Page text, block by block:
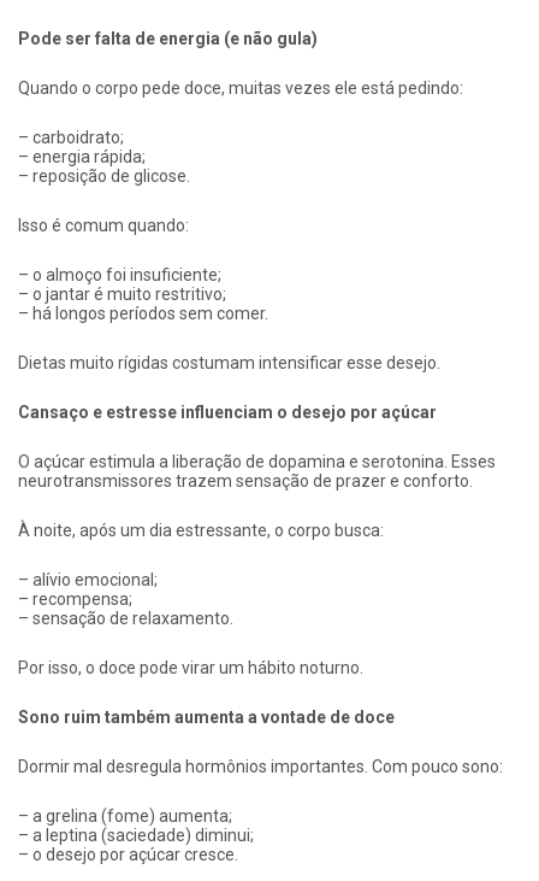
Pode ser falta de energia (e não gula)
Quando o corpo pede doce, muitas vezes ele está pedindo:
– carboidrato;
– energia rápida;
– reposição de glicose.
Isso é comum quando:
– o almoço foi insuficiente;
– o jantar é muito restritivo;
– há longos períodos sem comer.
Dietas muito rígidas costumam intensificar esse desejo.
Cansaço e estresse influenciam o desejo por açúcar
O açúcar estimula a liberação de dopamina e serotonina. Esses
neurotransmissores trazem sensação de prazer e conforto.
À noite, após um dia estressante, o corpo busca:
– alívio emocional;
– recompensa;
– sensação de relaxamento.
Por isso, o doce pode virar um hábito noturno.
Sono ruim também aumenta a vontade de doce
Dormir mal desregula hormônios importantes. Com pouco sono:
– a grelina (fome) aumenta;
– a leptina (saciedade) diminui;
– o desejo por açúcar cresce.